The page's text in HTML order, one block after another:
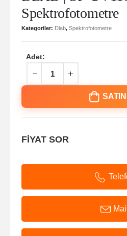
Spektrofotometre
Kategoriler: Dlab, Spektrofotometre
Adet:
FİYAT SOR
Mail